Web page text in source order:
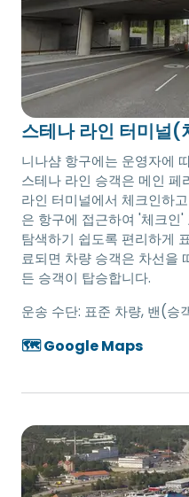
스테나 라인 터미널(
니나샴 항구에는 운영자에
스테나 라인 승객은 메인
라인 터미널에서 체크인하
은 항구에 접근하여 '체크인
탐색하기 쉽도록 편리하게
료되면 차량 승객은 차선을
든 승객이 탑승합니다.
운송 수단: 표준 차량, 밴(승
🗺️ Google Maps